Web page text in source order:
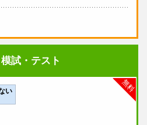
間校・二俣川校・本厚木校を除きま
、早稲田アカデミーの別ブランド校
模試・テスト
無料
い